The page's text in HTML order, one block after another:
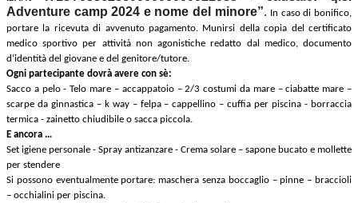
Adventure camp 2024 e nome del minore”. In caso di bonifico,
portare la ricevuta di avvenuto pagamento. Munirsi della copia del certificato
medico sportivo per attività non agonistiche redatto dal medico, documento
d’identità del giovane e del genitore/tutore.
Ogni partecipante dovrà avere con sè:
Sacco a pelo - Telo mare – accappatoio – 2/3 costumi da mare – ciabatte mare –
scarpe da ginnastica – k way – felpa – cappellino – cuffia per piscina - borraccia
termica - zainetto chiudibile o sacca piccola.
E ancora …
Set igiene personale - Spray antizanzare - Crema solare – sapone bucato e mollette
per stendere
Si possono eventualmente portare: maschera senza boccaglio – pinne – braccioli
– occhialini per piscina.